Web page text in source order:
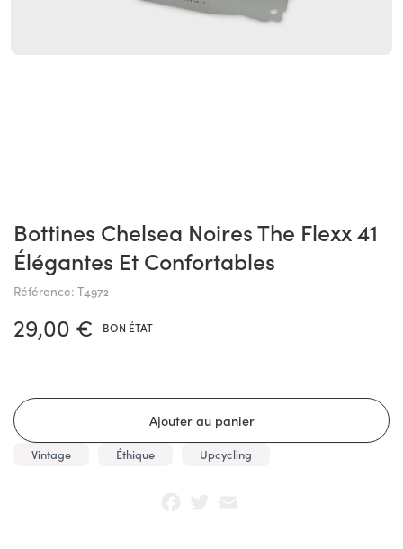
Bottines Chelsea Noires The Flexx 41
Élégantes Et Confortables
Référence: T4972
29,00 € BON ÉTAT
Vintage Éthique Upcycling